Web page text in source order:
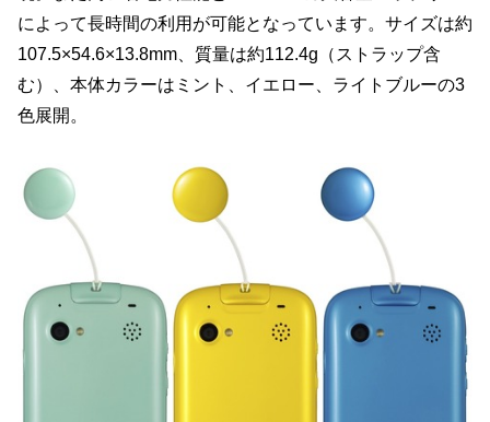
によって長時間の利用が可能となっています。サイズは約
107.5×54.6×13.8mm、質量は約112.4g（ストラップ含
む）、本体カラーはミント、イエロー、ライトブルーの3
色展開。